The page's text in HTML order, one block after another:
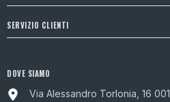
SERVIZIO CLIENTI
DOVE SIAMO
Via Alessandro Torlonia, 16